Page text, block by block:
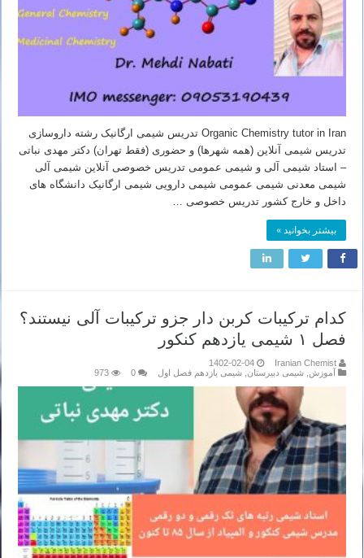
Organic Chemistry tutor in Iran تدریس شیمی ارگانیک رشته داروسازی
تدریس شیمی آنلاین (همه شهرها) و حضوری (فقط تهران) دکتر مهدی نباتی
– استاد شیمی آلی و شیمی عمومی تدریس خصوصی آنلاین شیمی آلی
شیمی معدنی شیمی عمومی شیمی دارویی شیمی ارگانیک دانشگاه های
داخل و خارج کشور تدریس خصوصی …
بیشتر بخوانید »
کدام ترکیبات کربن دار جزو ترکیبات آلی نیستند؟
فصل ۱ شیمی یازدهم کنکور
Iranian Chemist
1402-02-04
آموزش شیمی دبیرستان شیمی یازدهم فصل اول 0
973